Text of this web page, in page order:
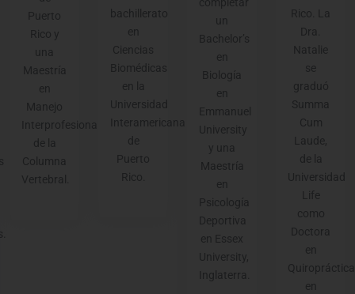
Puerto
Rico y
una
Maestría
en
Manejo
Interprofesional
de la
Columna
Vertebral.
bachillerato
en
Ciencias
Biomédicas
en la
Universidad
Interamericana
de
Puerto
Rico.
completar
un
Bachelor’s
en
Biología
en
Emmanuel
University
y una
Maestría
en
Psicología
Deportiva
en Essex
University,
Inglaterra.
Rico. La
Dra.
Natalie
se
graduó
Summa
Cum
Laude,
de la
Universidad
Life
como
Doctora
en
Quiropráctica
en